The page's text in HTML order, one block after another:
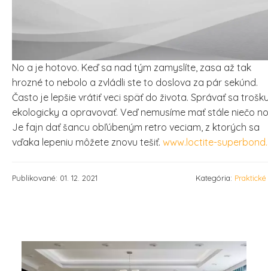
No a je hotovo. Keď sa nad tým zamyslíte, zasa až tak
hrozné to nebolo a zvládli ste to doslova za pár sekúnd.
Často je lepšie vrátiť veci späť do života. Správať sa
ekologicky a opravovať. Veď nemusíme mať stále niečo
Je fajn dať šancu obľúbeným retro veciam, z ktorých sa
vďaka lepeniu môžete znovu tešiť. www.loctite-
Publikované: 01. 12. 2021 Kategória: